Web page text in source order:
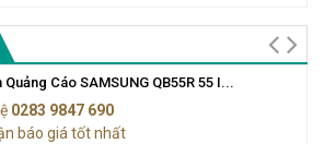
Quảng Cáo SAMSUNG QB55R 55 I...
0283 9847 690
báo giá tốt nhất